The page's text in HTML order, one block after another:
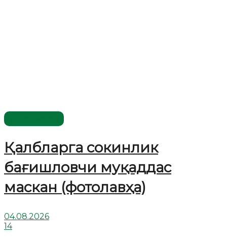
Қалбларга сокинлик
бағишловчи муқаддас
маскан (фотолавҳа)
04.08.2026
14